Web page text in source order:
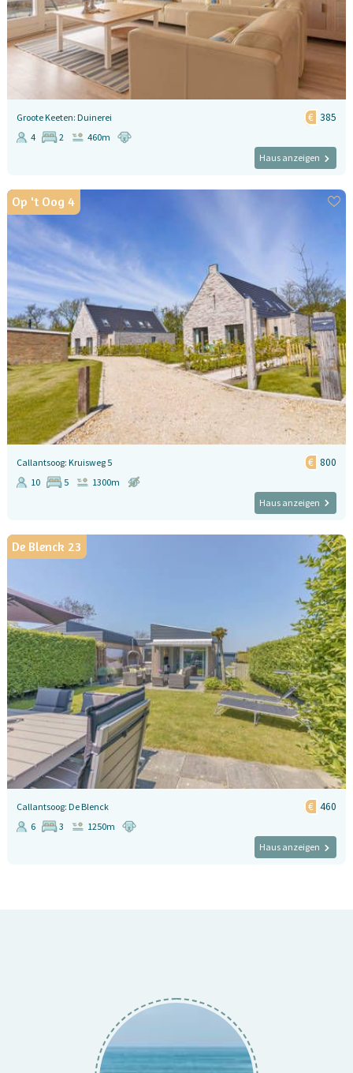
Groote Keeten: Duinerei 385
4 2
460m
Haus anzeigen
Op 't Oog 4
Callantsoog: Kruisweg 5 800
10 5
1300m
Haus anzeigen
De Blenck 23
Callantsoog: De Blenck 460
6 3
1250m
Haus anzeigen